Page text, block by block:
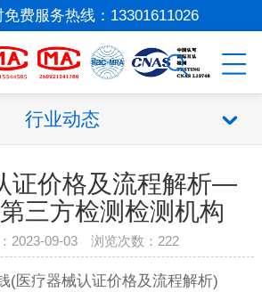
费服务热线： 13301611026
行业动态
证价格及流程解析—
第三方检测检测机构
2023-09-03 浏览次数： 222
(医疗器械认证价格及流程解析)